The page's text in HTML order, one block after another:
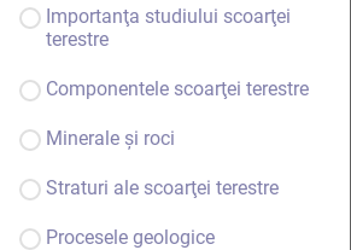
Importanţa studiului scoarţei
terestre
Componentele scoarţei terestre
Minerale şi roci
Straturi ale scoarţei terestre
Procesele geologice